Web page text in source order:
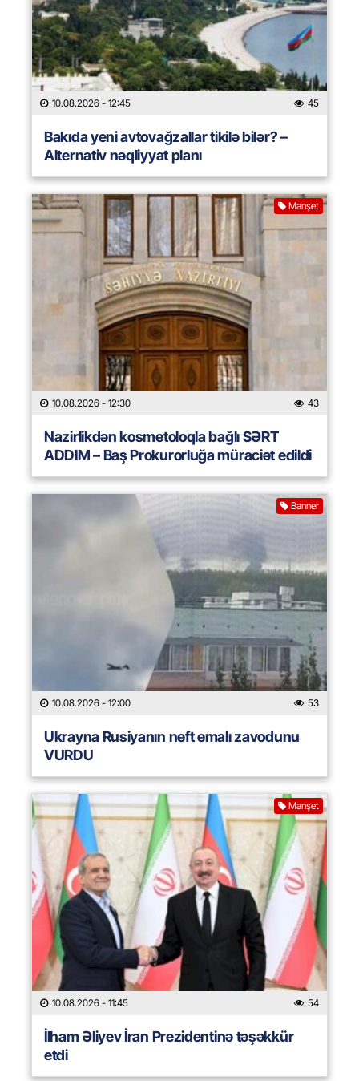
10.08.2026 - 12:45 45
Bakıda yeni avtovağzallar tikilə bilər? –
Alternativ nəqliyyat planı
Manşet
10.08.2026 - 12:30 43
Nazirlikdən kosmetoloqla bağlı SƏRT
ADDIM – Baş Prokurorluğa müraciət edildi
Banner
10.08.2026 - 12:00 53
Ukrayna Rusiyanın neft emalı zavodunu
VURDU
Manşet
10.08.2026 - 11:45 54
İlham Əliyev İran Prezidentinə təşəkkür
etdi